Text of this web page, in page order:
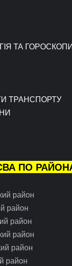
ТА
ТРАНСПОРТУ
ПО
район
район
район
район
район
район